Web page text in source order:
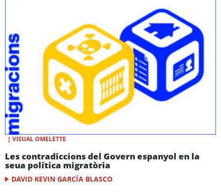
| VISUAL OMELETTE
Les contradiccions del Govern espanyol en la
seua política migratòria
DAVID KEVIN GARCÍA BLASCO